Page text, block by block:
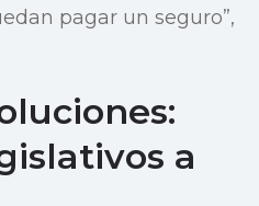
pagar un seguro”,
a